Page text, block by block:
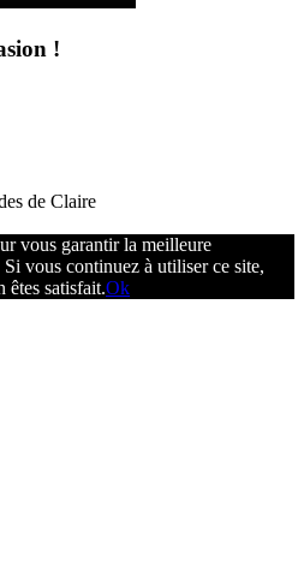
!
de Claire
vous garantir la meilleure
vous continuez à utiliser ce site,
êtes satisfait.Ok